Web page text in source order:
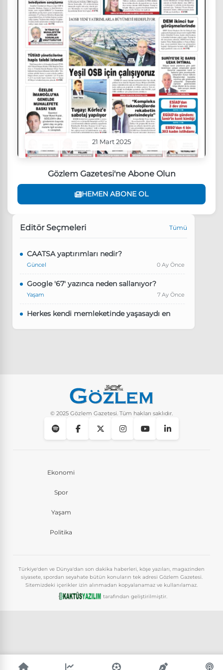
21 Mart 2025
Gözlem Gazetesi'ne Abone Olun
HEMEN ABONE OL
Editör Seçmeleri Tümü
CAATSA yaptırımları nedir?
Güncel 0 Ay Önce
Google '67' yazınca neden sallanıyor?
Yaşam 7 Ay Önce
Herkes kendi memleketinde yaşasaydı en
Instagram’da keşfet nasıl temizlenir?
© 2025 Gözlem Gazetesi. Tüm hakları saklıdır.
Ekonomi
Spor
Yaşam
Politika
Türkiye'den ve Dünya'dan son dakika haberleri, köşe yazıları, magazinden
siyasete, spordan seyahate bütün konuların tek adresi Gözlem Gazetesi.
Sitemizdeki içerikler izin alınmadan kopyalanamaz ve kullanılamaz.
tarafından geliştirilmiştir.